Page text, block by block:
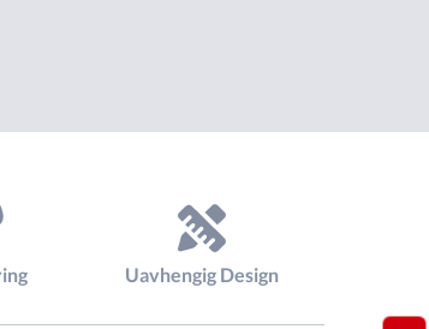
Uavhengig Design